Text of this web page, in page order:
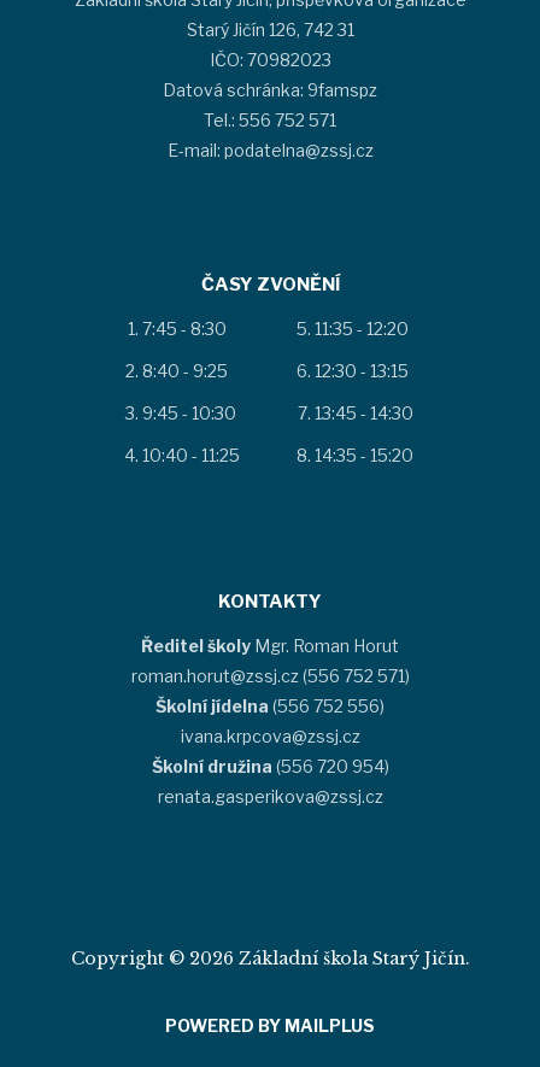
Starý Jičín 126, 742 31
IČO: 70982023
Datová schránka: 9famspz
Tel.: 556 752 571
E-mail: podatelna@zssj.cz
ČASY ZVONĚNÍ
7:45 - 8:30
8:40 - 9:25
9:45 - 10:30
10:40 - 11:25
11:35 - 12:20
12:30 - 13:15
13:45 - 14:30
14:35 - 15:20
KONTAKTY
Ředitel školy Mgr. Roman Horut
roman.horut@zssj.cz (556 752 571)
Školní jídelna (556 752 556)
ivana.krpcova@zssj.cz
Školní družina (556 720 954)
renata.gasperikova@zssj.cz
Copyright © 2026 Základní škola Starý Jičín.
POWERED BY MAILPLUS